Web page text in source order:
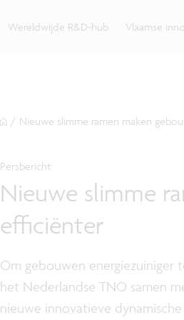
Wereldwijde R&D-hub Vlaamse
bedrijven, overheden en universiteiten.
/ Nieuwe slimme ramen maken
Persbericht
Nieuwe slimme
efficiënter
Om gebouwen energiezuiniger
het Nederlandse TNO samen
nieuwe innovatieve